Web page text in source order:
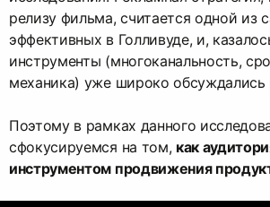
релизу фильма, считается одной из
эффективных в Голливуде, и,
инструменты (многоканальность,
механика) уже широко обсуждались
Поэтому в рамках данного
сфокусируемся на том, как
инструментом продвижения